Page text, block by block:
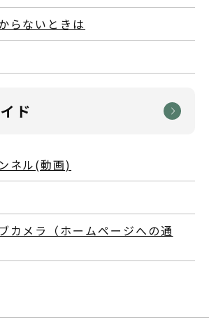
らないときは
ド
ネル(動画)
カメラ（ホームページへの通